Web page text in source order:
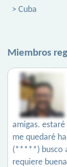
> Cuba
Miembros
amigas.
me quedaré
(*****) busco
requiere